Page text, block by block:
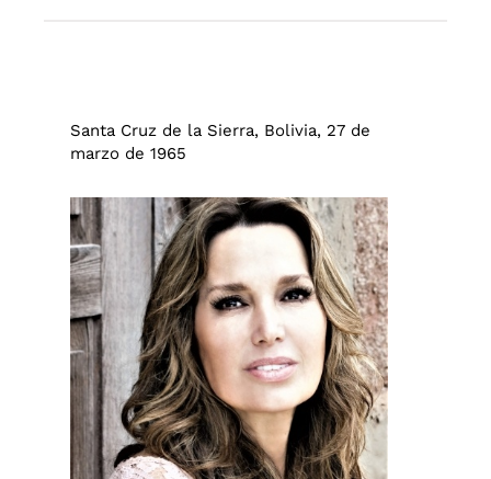
Santa Cruz de la Sierra, Bolivia, 27 de
marzo de 1965